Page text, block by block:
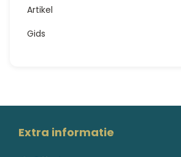
Artikel
Gids
Extra informatie